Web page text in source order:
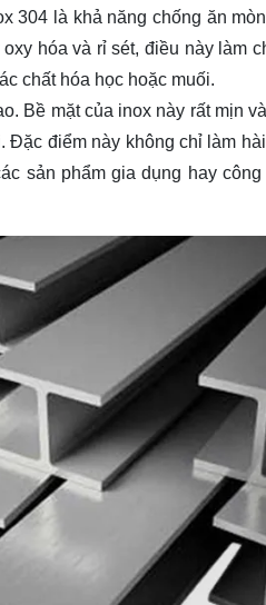
304 là khả năng chống ăn
hóa và rỉ sét, điều này làm
chất hóa học hoặc muối.
Bề mặt của inox này rất mịn
điểm này không chỉ làm
sản phẩm gia dụng hay